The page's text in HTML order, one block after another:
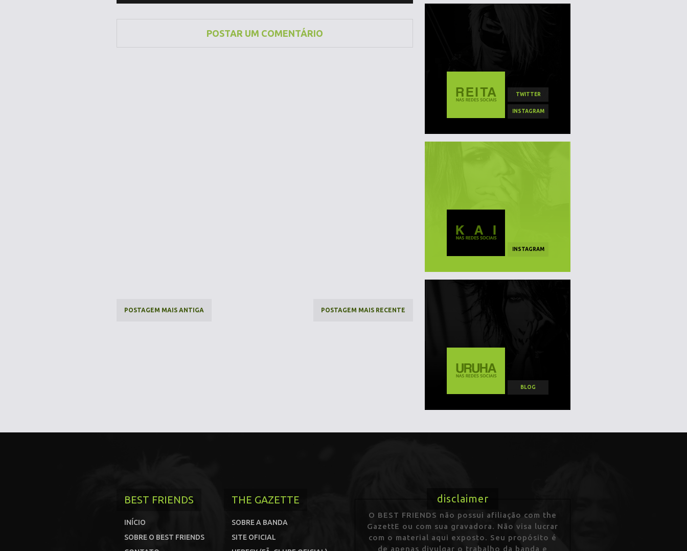
POSTAR UM COMENTÁRIO
POSTAGEM MAIS RECENTE
POSTAGEM MAIS ANTIGA
TWITTER
INSTAGRAM
INSTAGRAM
BLOG
BEST FRIENDS
INÍCIO
SOBRE O BEST FRIENDS
THE GAZETTE
SOBRE A BANDA
SITE OFICIAL
disclaimer
O BEST FRIENDS não possui afiliação com the
GazettE ou com sua gravadora. Não visa lucrar
com o material aqui exposto. Seu propósito é
de apenas divulgar o trabalho da banda e